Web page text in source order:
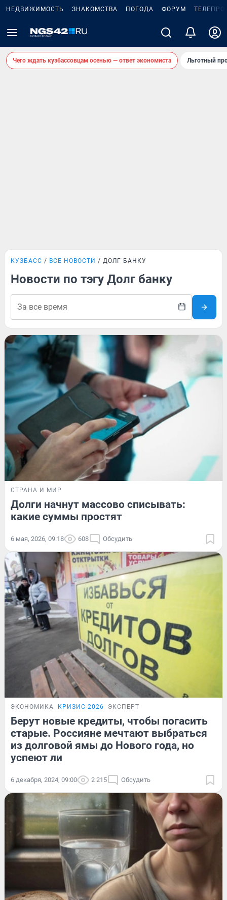
НЕДВИЖИМОСТЬ ЗНАКОМСТВА ПОГОДА ФОРУМ
Чего ждать кузбассовцам осенью — ответ экономиста Льготный
КУЗБАСС ВСЕ НОВОСТИ ДОЛГ БАНКУ
Новости по тэгу Долг банку
СТРАНА И МИР
Долги начнут массово списывать:
какие суммы простят
6 мая, 2026, 09:18 608 Обсудить
ЭКОНОМИКА КРИЗИС-2026 ЭКСПЕРТ
Берут новые кредиты, чтобы погасить
старые. Россияне мечтают выбраться
из долговой ямы до Нового года, но
успеют ли
6 декабря, 2024, 09:00 2 215 Обсудить